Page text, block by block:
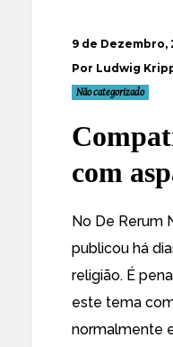
9 de Dezembro,
Por Ludwig
Não categorizado
com
No De Rerum
publicou há
religião. É
este tema
normalmente